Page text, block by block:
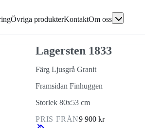
Övriga produkterKontaktOm oss
Lagersten 1833
Färg Ljusgrå Granit
Framsidan Finhuggen
Storlek 80x53 cm
PRIS FRÅN9 900 kr